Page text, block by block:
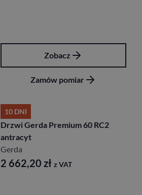
Zobacz
Zamów pomiar
10 DNI
Drzwi Gerda Premium 60 RC2
antracyt
Gerda
2 662,20 zł z VAT